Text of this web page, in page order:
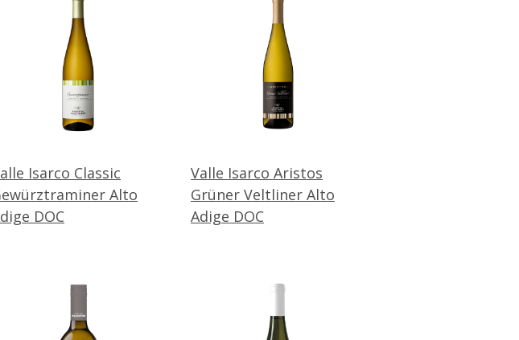
Isarco Classic
Alto
DOC
Valle Isarco Aristos
Grüner Veltliner Alto
Adige DOC